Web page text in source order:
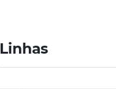
Linhas